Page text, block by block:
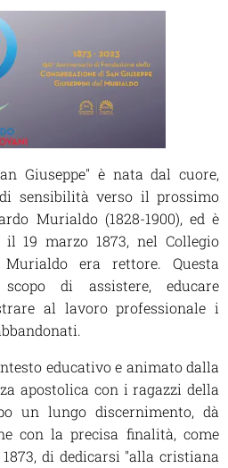
Giuseppe" è nata dal cuore,
sensibilità verso il prossimo
Murialdo (1828-1900), ed è
19 marzo 1873, nel Collegio
era rettore. Questa
di assistere, educare
al lavoro professionale i
educativo e animato dalla
apostolica con i ragazzi della
un lungo discernimento, dà
con la precisa finalità, come
di dedicarsi "alla cristiana